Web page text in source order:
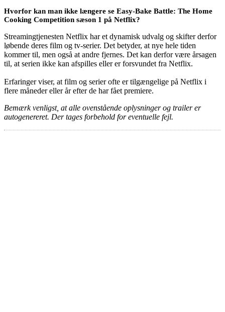
Hvorfor kan man ikke længere se Easy-Bake Battle: The Home
Cooking Competition sæson 1 på Netflix?
Streamingtjenesten Netflix har et dynamisk udvalg og skifter derfor
løbende deres film og tv-serier. Det betyder, at nye hele tiden
kommer til, men også at andre fjernes. Det kan derfor være årsagen
til, at serien ikke kan afspilles eller er forsvundet fra Netflix.
Erfaringer viser, at film og serier ofte er tilgængelige på Netflix i
flere måneder eller år efter de har fået premiere.
Bemærk venligst, at alle ovenstående oplysninger og trailer er
autogenereret. Der tages forbehold for eventuelle fejl.